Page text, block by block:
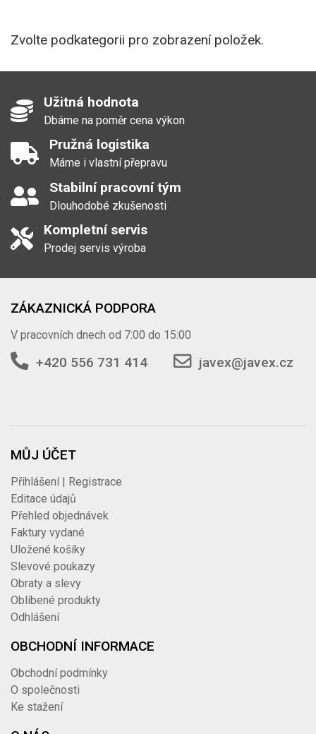
Zvolte podkategorii pro zobrazení položek.
Užitná hodnota
Dbáme na poměr cena výkon
Pružná logistika
Máme i vlastní přepravu
Stabilní pracovní tým
Dlouhodobé zkušenosti
Kompletní servis
Prodej servis výroba
ZÁKAZNICKÁ PODPORA
V pracovních dnech od 7:00 do 15:00
+420 556 731 414 javex@javex.cz
MŮJ ÚČET
Přihlášení | Registrace
Editace údajů
Přehled objednávek
Faktury vydané
Uložené košíky
Slevové poukazy
Obraty a slevy
Oblíbené produkty
Odhlášení
OBCHODNÍ INFORMACE
Obchodní podmínky
O společnosti
Ke stažení